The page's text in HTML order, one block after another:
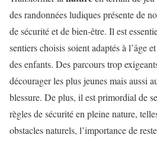
des randonnées ludiques présente de
de sécurité et de bien-être. Il est
sentiers choisis soient adaptés à l’âge
des enfants. Des parcours trop
décourager les plus jeunes mais aussi
blessure. De plus, il est primordial de
règles de sécurité en pleine nature,
obstacles naturels, l’importance de